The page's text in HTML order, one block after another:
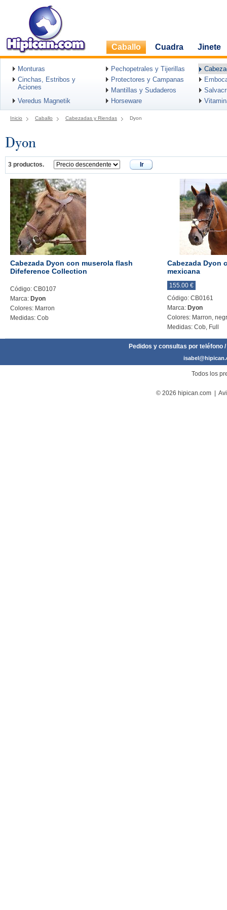
Caballo Cuadra Jinete
Monturas Pechopetrales y Tijerillas
Cinchas, Estribos y
Aciones
Protectores y Campanas
Mantillas y Sudaderos
Veredus Magnetik
Horseware
Inicio Caballo Cabezadas y Riendas Dyon
Dyon
3 productos. Ir
Cabezada Dyon con muserola flash
Difeference Collection
Código: CB0107
Marca: Dyon
Colores: Marron
Medidas: Cob
Cabezada Dyon
mexicana
155.00 €
Código: CB0161
Marca: Dyon
Colores: Marron,
Medidas: Cob, Full
Pedidos y consultas por teléfono
Todos los
© 2026 hipican.com |